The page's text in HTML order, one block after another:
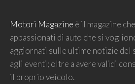
Motori Magazine è il magazine
appassionati di auto che si
aggiornati sulle ultime notizie del
agli eventi; oltre a avere validi
il proprio veicolo.